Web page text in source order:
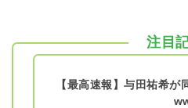
注目
【最高速報】与田祐希